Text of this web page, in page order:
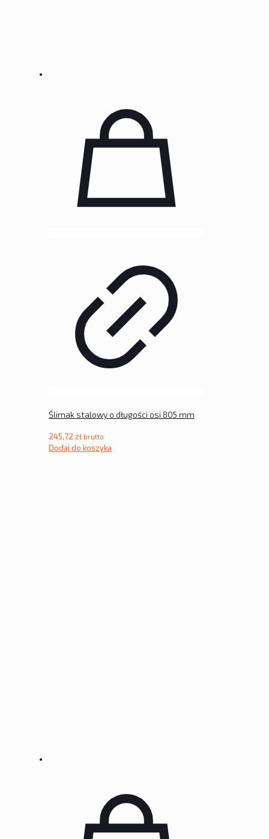
Ślimak stalowy o długości osi 805 mm
245,72 zł brutto
Dodaj do koszyka